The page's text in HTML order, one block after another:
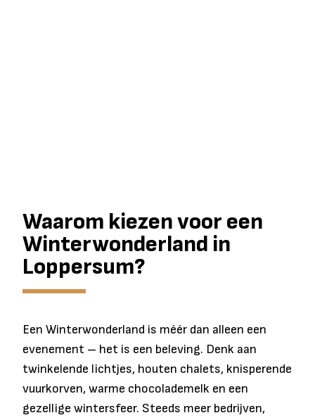
Waarom kiezen voor een
Winterwonderland in
Loppersum?
Een Winterwonderland is méér dan alleen een
evenement – het is een beleving. Denk aan
twinkelende lichtjes, houten chalets, knisperende
vuurkorven, warme chocolademelk en een
gezellige wintersfeer. Steeds meer bedrijven,